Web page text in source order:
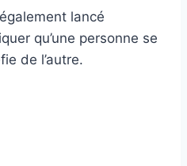
lancé
qu’une personne se
de l’autre.